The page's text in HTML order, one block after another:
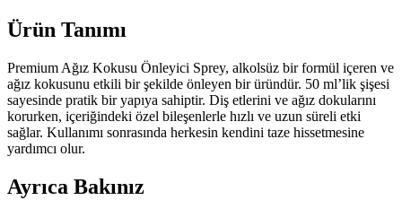
Ürün Tanımı
Premium Ağız Kokusu Önleyici Sprey, alkolsüz bir formül içeren ve
ağız kokusunu etkili bir şekilde önleyen bir üründür. 50 ml’lik şişesi
sayesinde pratik bir yapıya sahiptir. Diş etlerini ve ağız dokularını
korurken, içeriğindeki özel bileşenlerle hızlı ve uzun süreli etki
sağlar. Kullanımı sonrasında herkesin kendini taze hissetmesine
yardımcı olur.
Ayrıca Bakınız